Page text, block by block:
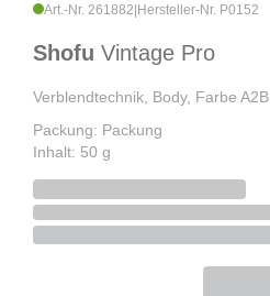
Art.-Nr. 261882 Hersteller-Nr. P0152
Shofu Vintage Pro
Verblendtechnik, Body, Farbe A2B
Packung: Packung
Inhalt: 50 g